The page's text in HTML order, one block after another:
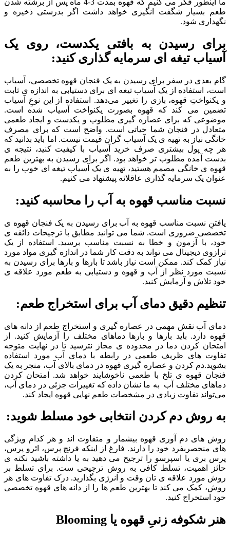
ما اینطور فکر می کنیم که قهوه بمدت 3-4 ماه پس از برشته شدن
طعم بسیار شگفت انگیزی خواهد داشت اگر بدرستی ذخیره و
نگهداری شود.
برای رسیدن به بافتی یکدست، روی یک
آسیاب تیغه ای سرمایه گذاری کنید:
گام بعدی در سفر برای رسیدن به یک فنجان قهوه تخصصی، آسیاب
است، استفاده از یک آسیاب تیغه ای برای دستیابی به اندازه ی ثابت
و یکنواختِ قهوه، بازی را تغییر می‌دهد. استفاده از این نوعِ آسیاب
تضمین می کند که قهوه بصورت یکنواخت آسیاب شده است.
موضوعی که برای عصاره گیری مطلوب و یکدست و ایجاد طعمی
متعادل در فنجان شما حیاتی است. واضح است که برای مصرف
خانگی نیاز به تهیه ی یک آسیاب گران قیمت نیست. اما باید بدانید که
هر چه پول بیشتری صرف خرید آسیاب با کیفیت کنید، نتیجه ی
بدست آمده مطلوب تر خواهد بود. اگر برای رسیدن به بهترین طعم
قهوه ی خانگی مصمم هستید، تهیه ی یک آسیاب تیغه ای خوب را به
عنوان یک سرمایه گذاری عاقلانه پیشنهاد می کنیم.
نسبت مناسب قهوه به آب را محاسبه کنید:
یافتنِ نسبت مناسب قهوه به آب برای رسیدن به یک فنجان قهوه ی
تخصصی ضروری است. شما می توانید مطابق با ترجیحات ذائقه ی
خود، با آزمون و خطا به نسبت مناسب برسید. استفاده از یک
ترازوی دیجیتال می تواند به دقت کار شما در اندازه گیری مواد مورد
نیاز کمک کند. ممکن است نیاز باشد تا بارها و بارها برای رسیدن به
نسبت مورد نظر از آب و قهوه و دستیابی به طعم مورد علاقه ی
خود تلاش و آزمایش کنید.
تنظیم دقیق دمای آب برای استخراج طعم:
دمای آب نقش مهمی در عصاره گیری و استخراج طعم از دانه های
قهوه دارد. باید بارها و بارها دماهای مختلف را آزمایش کنید. از
امتحان کردن دما در محدوده ی مجاز نترسید تا در نهایت متوجه
تفاوت های ظریف طعمی در رابطه با دمای آب مورد استفاده
بشوید.دم کردن و عصاره گیری قهوه در دمای بالای آب، منجر به یک
فنجان قهوه ی تلخ با طعمی ناخوشایند خواهد شد. امتحان کردن
دماهای مختلف آب به ما نشان داده که تغییرات جزئی در دمای آب،
می‌تواند تفاوت زیادی در مشخصات طعم نهایی قهوه ایجاد کند.
به روش دم کردن انتخابی خود مسلط شوید:
روش های دم آوری قهوه بیشمار و متفاوت اند و هر کدام ویژگی
های منحصربفرد خود را دارند. فارغ از اینکه فرنچ پرس، ائرو پرس،
پرس بری یا اسپرسو را ترجیح می دهید به یا داشته باشید نکته ی
حائز اهمیت، تسلط کافی به روش ترجیحی ست. برای تسلط بر
روش مورد علاقه ی تان وقت و انرژی بگذارید. درک تفاوت های هر
روش، کمک می کند تا بهترین طعم ها را از دانه های قهوه تخصصی
خود استخراج کنید.
هنر شکوفه زنیِ قهوه یا Blooming